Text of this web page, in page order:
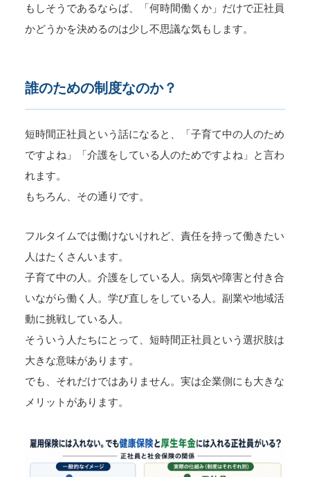
もしそうであるならば、「何時間働くか」だけで正社員
かどうかを決めるのは少し不思議な気もします。
誰のための制度なのか？
短時間正社員という話になると、「子育て中の人のため
ですよね」「介護をしている人のためですよね」と言わ
れます。
もちろん、その通りです。
フルタイムでは働けないけれど、責任を持って働きたい
人はたくさんいます。
子育て中の人。介護をしている人。病気や障害と付き合
いながら働く人。学び直しをしている人。副業や地域活
動に挑戦している人。
そういう人たちにとって、短時間正社員という選択肢は
大きな意味があります。
でも、それだけではありません。実は企業側にも大きな
メリットがあります。